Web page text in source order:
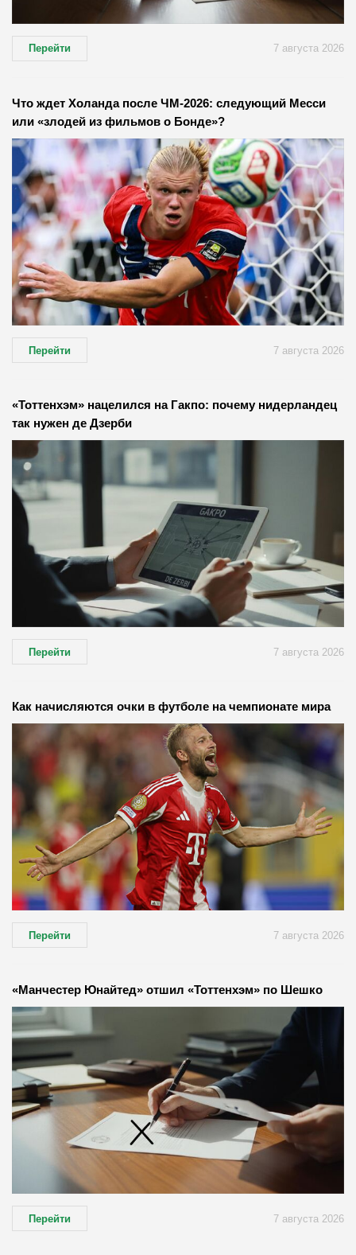
Перейти 7 августа 2026
Что ждет Холанда после ЧМ-2026: следующий Месси
или «злодей из фильмов о Бонде»?
Перейти 7 августа 2026
«Тоттенхэм» нацелился на Гакпо: почему нидерландец
так нужен де Дзерби
Перейти 7 августа 2026
Как начисляются очки в футболе на чемпионате мира
Перейти 7 августа 2026
«Манчестер Юнайтед» отшил «Тоттенхэм» по Шешко
Перейти 7 августа 2026